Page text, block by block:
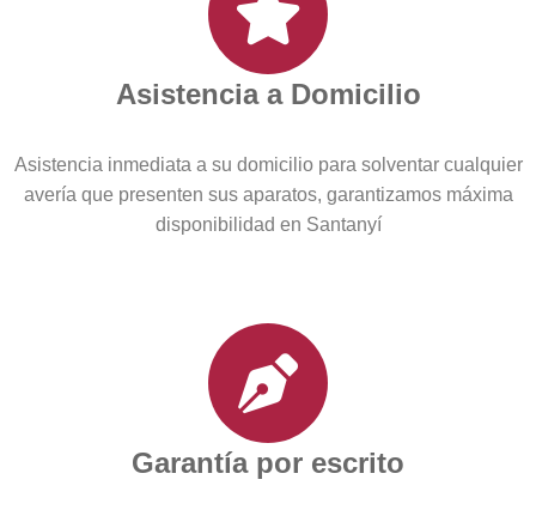
Asistencia a Domicilio
Asistencia inmediata a su domicilio para solventar cualquier
avería que presenten sus aparatos, garantizamos máxima
disponibilidad en Santanyí
Garantía por escrito